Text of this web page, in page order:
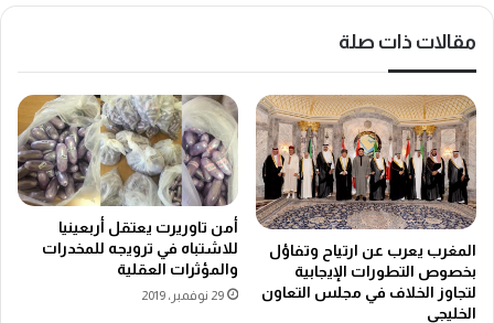
مقالات ذات صلة
المغرب يعرب عن ارتياح وتفاؤل
بخصوص التطورات الإيجابية
لتجاوز الخلاف في مجلس التعاون
الخليجي
أمن تاوريرت يعتقل أربعينيا
للاشتباه في ترويجه للمخدرات
والمؤثرات العقلية
29 نوفمبر، 2019